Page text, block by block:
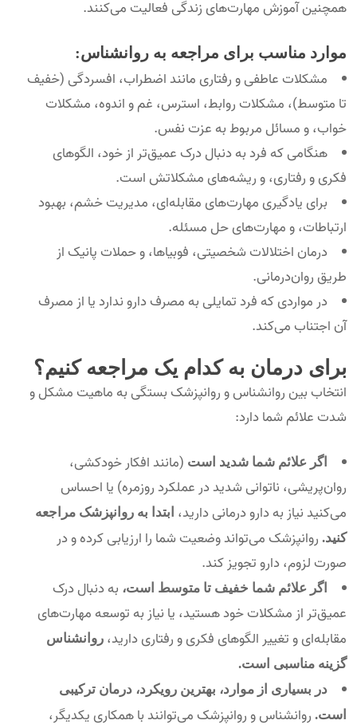
همچنین آموزش مهارت‌های زندگی فعالیت می‌کنند.
موارد مناسب برای مراجعه به روانشناس:
مشکلات عاطفی و رفتاری مانند اضطراب، افسردگی (خفیف
تا متوسط)، مشکلات روابط، استرس، غم و اندوه، مشکلات
خواب، و مسائل مربوط به عزت نفس.
هنگامی که فرد به دنبال درک عمیق‌تر از خود، الگوهای
فکری و رفتاری، و ریشه‌های مشکلاتش است.
برای یادگیری مهارت‌های مقابله‌ای، مدیریت خشم، بهبود
ارتباطات، و مهارت‌های حل مسئله.
درمان اختلالات شخصیتی، فوبیاها، و حملات پانیک از
طریق روان‌درمانی.
در مواردی که فرد تمایلی به مصرف دارو ندارد یا از مصرف
آن اجتناب می‌کند.
برای درمان به کدام یک مراجعه کنیم؟
انتخاب بین روانشناس و روانپزشک بستگی به ماهیت مشکل و
شدت علائم شما دارد:
اگر علائم شما شدید است (مانند افکار خودکشی،
روان‌پریشی، ناتوانی شدید در عملکرد روزمره) یا احساس
می‌کنید نیاز به دارو درمانی دارید، ابتدا به روانپزشک مراجعه
کنید. روانپزشک می‌تواند وضعیت شما را ارزیابی کرده و در
صورت لزوم، دارو تجویز کند.
اگر علائم شما خفیف تا متوسط است، به دنبال درک
عمیق‌تر از مشکلات خود هستید، یا نیاز به توسعه مهارت‌های
مقابله‌ای و تغییر الگوهای فکری و رفتاری دارید،روانشناس
گزینه مناسبی است.
در بسیاری از موارد، بهترین رویکرد، درمان ترکیبی
است. روانشناس و روانپزشک می‌توانند با همکاری یکدیگر،